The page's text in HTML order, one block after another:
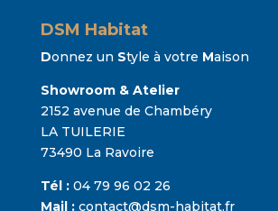
DSM Habitat
Donnez un Style à votre Maison
Showroom & Atelier
2152 avenue de Chambéry
LA TUILERIE
73490 La Ravoire
Tél : 04 79 96 02 26
Mail : contact@dsm-habitat.fr